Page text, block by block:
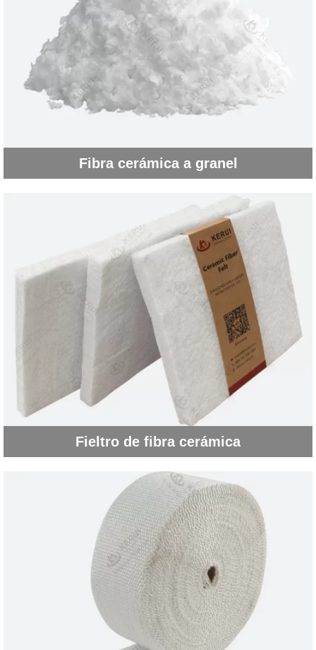
Fibra cerámica a granel
Fieltro de fibra cerámica